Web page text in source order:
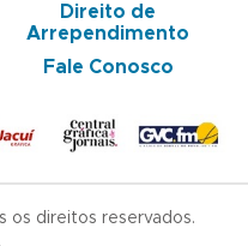
Direito de
Arrependimento
Fale Conosco
os direitos reservados.